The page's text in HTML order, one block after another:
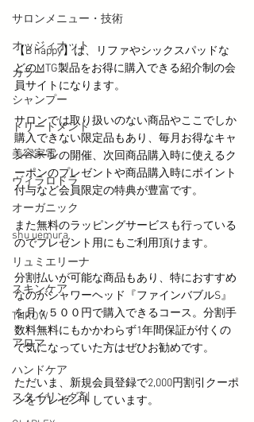
サロンメニュー・技術
オッジィオット
カラー
シャンプー
トリートメント
美容家電
ヴィラロドラ
オーガニック
shu uemura
リュミエリーナ
スキンケア
THROW
アロマ
ハンドケア
スタイリング剤
【B happy】は、リファやシックスパッドな
どのMTG製品をお得に購入できる紹介制の会
員サイトになります。
サロンでは取り扱いのない商品やここでしか
購入できない限定品もあり、毎月お得なキャ
ンペーンの開催、次回商品購入時に使えるク
ーポンのプレゼントや商品購入時にポイント
付与など会員限定の特典が豊富です。
また無料のラッピングサービスも行っている
のでプレゼント用にもご利用頂けます。
分割払いが可能な商品もあり、特におすすめ
なのがシャワーヘッド『ファインバブルS』
を月々５００円で購入できるコース。分割手
数料無料にもかかわらず1年間保証が付くの
で気になっていた方はぜひお勧めです。
ただいま、新規会員登録で2,000円割引クーポ
ンをプレゼントしています。